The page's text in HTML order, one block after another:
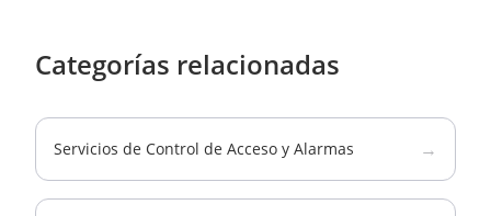
Categorías relacionadas
Servicios de Control de Acceso y Alarmas →